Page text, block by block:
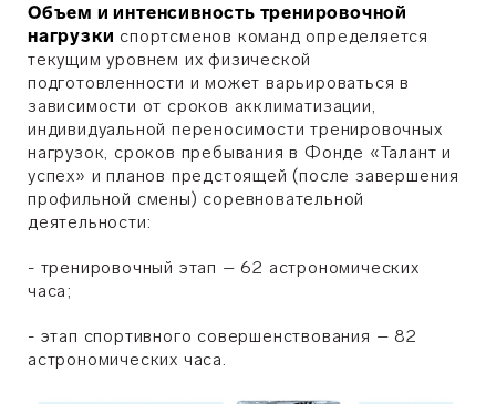
Объем и интенсивность тренировочной
нагрузки спортсменов команд определяется
текущим уровнем их физической
подготовленности и может варьироваться в
зависимости от сроков акклиматизации,
индивидуальной переносимости тренировочных
нагрузок, сроков пребывания в Фонде «Талант и
успех» и планов предстоящей (после завершения
профильной смены) соревновательной
деятельности:
- тренировочный этап – 62 астрономических
часа;
- этап спортивного совершенствования – 82
астрономических часа.